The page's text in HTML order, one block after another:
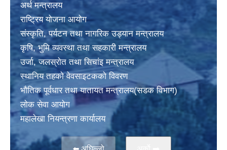
अर्थ मन्त्रालय
राष्ट्रिय योजना आयोग
संस्कृति, पर्यटन तथा नागरिक उड्यान मन्त्रालय
कृषि, भुमि व्यवस्था तथा सहकारी मन्त्रालय
उर्जा, जलस्राेत तथा सिचांइ मन्त्रालय
स्थानिय तहकाे वेवसाइटककाे विवरण
भाैतिक पूर्वधार तथा यातायत मन्त्रालय(सडक विभाग)
लाेक सेवा आयोग
महालेखा नियन्त्रणा कार्यालय